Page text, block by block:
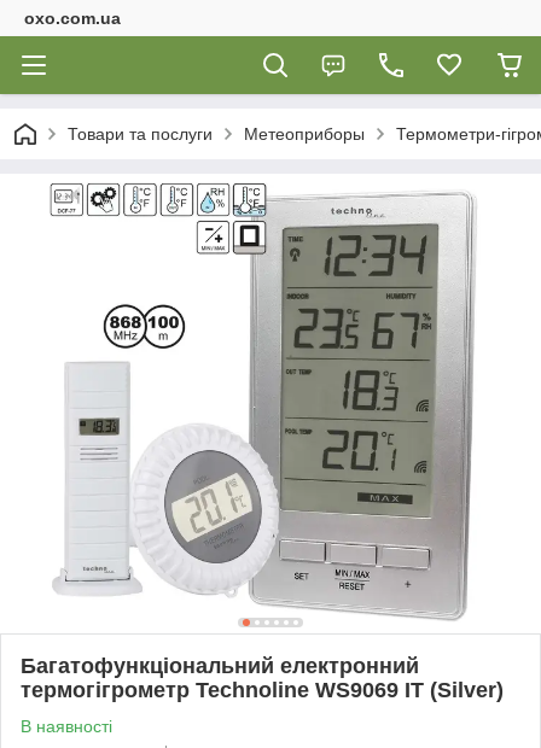
oxo.com.ua
Товари та послуги Метеоприборы Термометри-
Багатофункціональний електронний
термогігрометр Technoline WS9069 IT (Silver)
В наявності